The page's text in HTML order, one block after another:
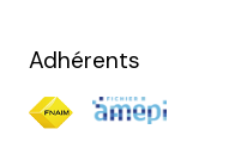
Adhérents